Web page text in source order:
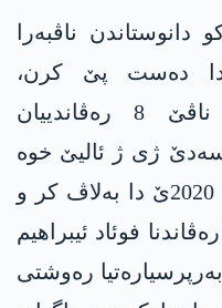
ناڤبەرا
دا دەست پێ کرن،
ئه‌نه‌كه‌سێ لیستەیەک ژ ناڤێ 8 رەڤاندییان
ژی ژ ئالیێ خوه‌
ڤە، داخویانیەک د 10ێ چلەیا 2020ێ دا بەلاڤ کر و
فوئاد ئیبراهیم
رەوشتی